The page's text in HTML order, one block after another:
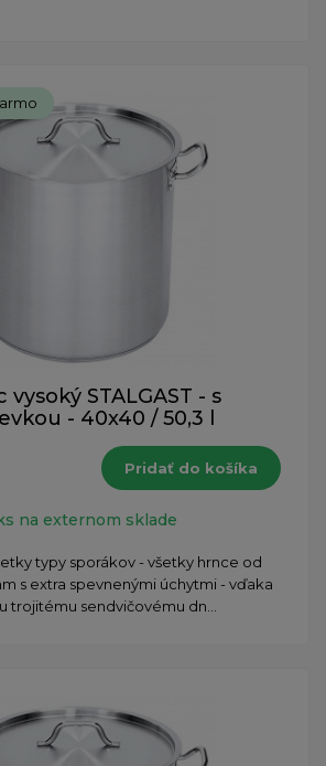
vysoký STALGAST - s
- 40x40 / 50,3 l
Pridať do košíka
na externom sklade
typy sporákov - všetky hrnce od
s extra spevnenými úchytmi - vďaka
trojitému sendvičovému dn...